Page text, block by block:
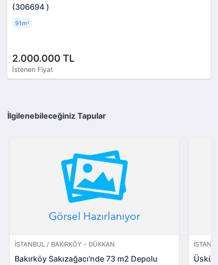
(306694 )
2.000.000 TL
İstenen Fiyat
91m²
İlgilenebileceğiniz Tapular
İSTANBUL / BAKIRKÖY - DÜKKAN
Bakırköy Sakızağacı'nde 73 m2 Depolu